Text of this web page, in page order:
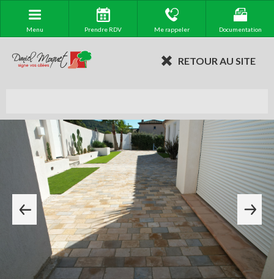
Menu Prendre RDV Me rappeler Documentation
RETOUR AU SITE